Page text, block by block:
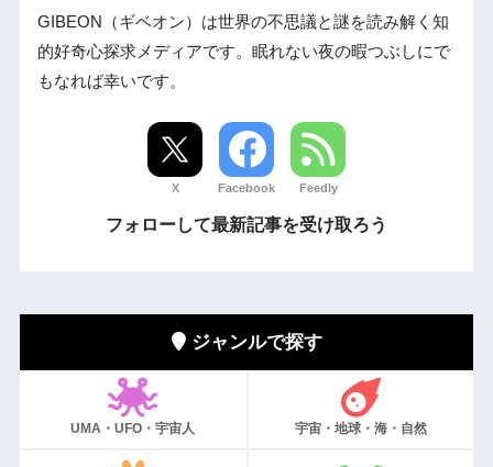
GIBEON（ギベオン）は世界の不思議と謎を読み解く知
的好奇心探求メディアです。眠れない夜の暇つぶしにで
もなれば幸いです。
X Facebook Feedly
フォローして最新記事を受け取ろう
ジャンルで探す
UMA・UFO・宇宙人 宇宙・地球・海・自然